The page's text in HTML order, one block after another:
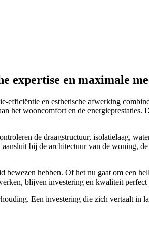
expertise en maximale
en esthetische afwerking
het wooncomfort en de
de draagstructuur, isolatielaag,
bij de architectuur van de woning,
hebben. Of het nu gaat om een
blijven investering en kwaliteit perfect
Een investering die zich vertaalt in